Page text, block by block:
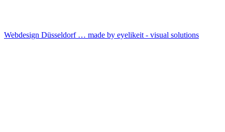
Webdesign Düsseldorf … made by eyelikeit - visual solutions